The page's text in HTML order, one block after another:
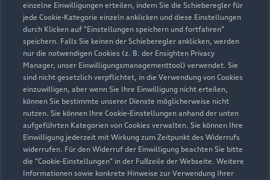
einzelne Einwilligungen erteilen, indem Sie die Schieberegler für
jede Cookie-Kategorie einzeln anklicken und diese Einstellungen
durch Klicken auf "Einstellungen speichern und fortfahren"
speichern. Falls Sie keinen der Schieberegler anklicken, werden
nur die notwendigen Cookies (z. B. der Ensighten Privacy
Manager, unser Einwilligungsmanagementtool) verwendet. Sie
sind nicht gesetzlich verpflichtet, in die Verwendung von Cookies
einzuwilligen, aber wenn Sie Ihre Einwilligung nicht erteilen,
können Sie bestimmte unserer Dienste möglicherweise nicht
nutzen. Sie können Ihre Cookie-Einstellungen anhand der unten
aufgeführten Kategorien von Cookies verwalten. Sie können Ihre
Einwilligung jederzeit mit Wirkung zum Zeitpunkt des Widerrufs
widerrufen. Für den Widerruf der Einwilligung beachten Sie bitte
die "Cookie-Einstellungen" in der Fußzeile der Webseite. Weitere
Informationen sowie konkrete Hinweise zur Verwendung Ihrer
Lehengütingen 23 A
91626 Schopfloch
09857 97770
info.schopfloch@bierschneider.de
Kontaktdaten herunterladen